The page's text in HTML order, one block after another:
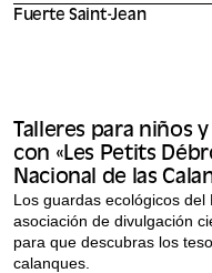
Fuerte Saint-Jean
Talleres para niños
con «Les Petits
Nacional de las
Los guardas ecológicos
asociación de divulgación
para que descubras los
calanques.